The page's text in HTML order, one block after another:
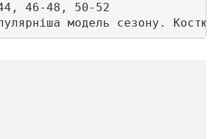
46-48, 50-52
модель сезону.